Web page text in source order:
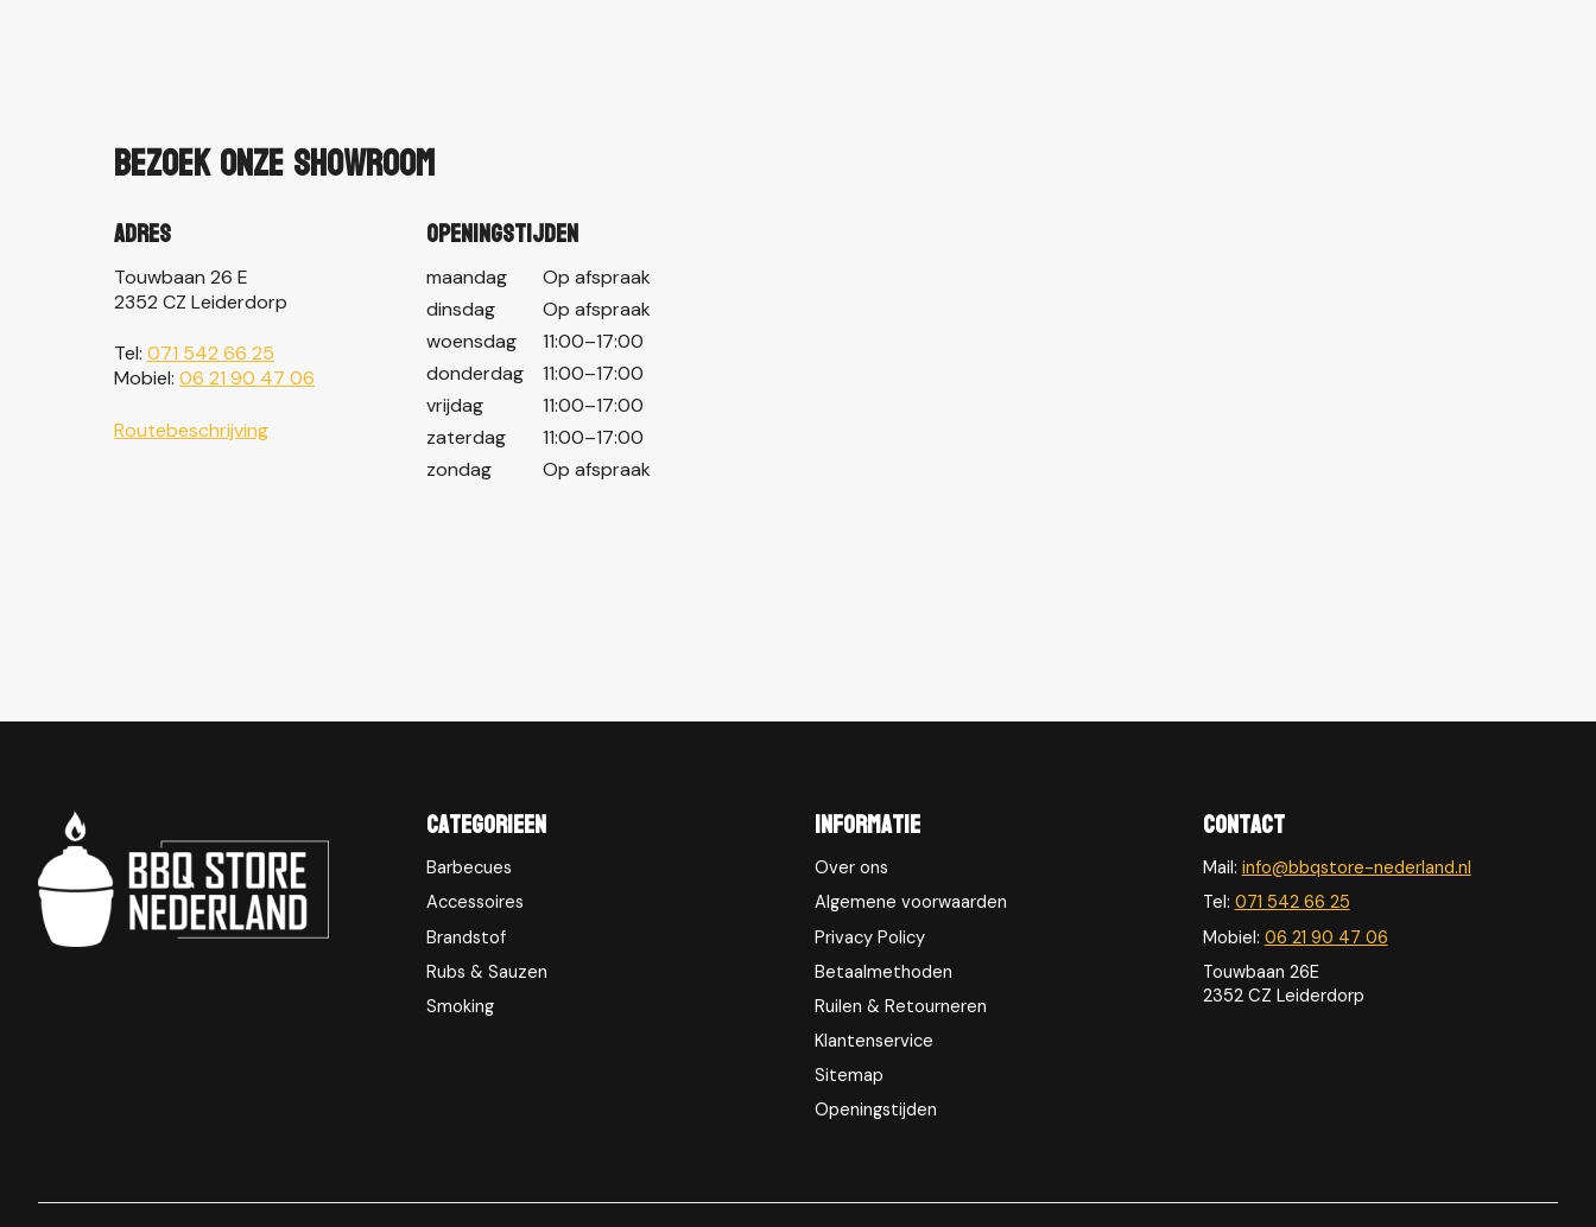
Bezoek onze showroom
Adres
Touwbaan 26 E
2352 CZ Leiderdorp
Tel: 071 542 66 25
Mobiel: 06 21 90 47 06
Routebeschrijving
Openingstijden
maandag
Op afspraak
dinsdag
Op afspraak
woensdag
11:00–17:00
donderdag
11:00–17:00
vrijdag
11:00–17:00
zaterdag
11:00–17:00
zondag
Op afspraak
Categorieen
Barbecues
Accessoires
Brandstof
Rubs & Sauzen
Smoking
Informatie
Over ons
Algemene voorwaarden
Privacy Policy
Betaalmethoden
Ruilen & Retourneren
Klantenservice
Sitemap
Openingstijden
Contact
Mail: info@bbqstore-nederland.nl
Tel: 071 542 66 25
Mobiel: 06 21 90 47 06
Touwbaan 26E
2352 CZ Leiderdorp